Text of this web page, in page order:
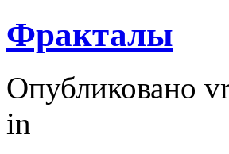
Фракталы
Опубликовано
in